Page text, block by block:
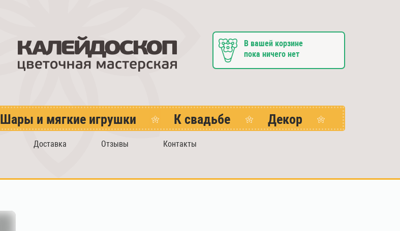
В вашей корзине
пока ничего нет
Шары и мягкие игрушки К свадьбе Декор
Доставка Отзывы Контакты